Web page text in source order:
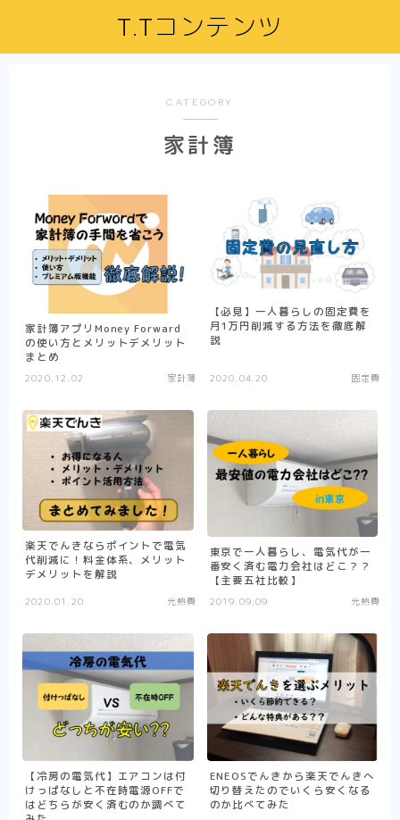
T.Tコンテンツ
CATEGORY
家計簿
家計簿アプリMoney Forward
の使い方とメリットデメリット
まとめ
2020.12.02 家計簿
【必見】一人暮らしの固定費を
月1万円削減する方法を徹底解
説
2020.04.20 固定費
楽天でんきならポイントで電気
代削減に！料金体系、メリット
デメリットを解説
2020.01.20 光熱費
東京で一人暮らし、電気代が一
番安く済む電力会社はどこ？？
【主要五社比較】
2019.09.09 光熱費
【冷房の電気代】エアコンは付
けっぱなしと不在時電源OFFで
はどちらが安く済むのか調べて
ENEOSでんきから楽天でんきへ
切り替えたのでいくら安くなる
のか比べてみた